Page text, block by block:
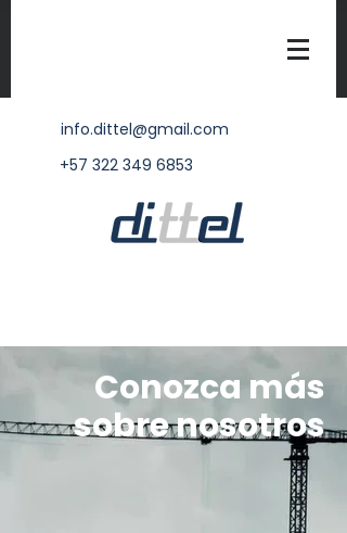
info.dittel@gmail.com
+57 322 349 6853
Conozca más
sobre nosotros